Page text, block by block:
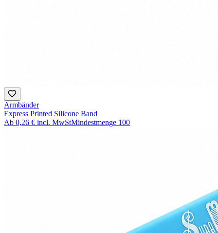
Armbänder
Express Printed Silicone Band
Ab 0,26 € incl. MwStMindestmenge 100